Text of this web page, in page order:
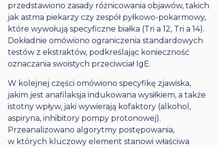
przedstawiono zasady różnicowania objawów, takich
jak astma piekarzy czy zespół pyłkowo-pokarmowy,
które wywołują specyficzne białka (Tri a 12, Tri a 14).
Dokładnie omówiono ograniczenia standardowych
testów z ekstraktów, podkreślając konieczność
oznaczania swoistych przeciwciał IgE.
W kolejnej części omówiono specyfikę zjawiska,
jakim jest anafilaksja indukowana wysiłkiem, a także
istotny wpływ, jaki wywierają kofaktory (alkohol,
aspiryna, inhibitory pompy protonowej).
Przeanalizowano algorytmy postępowania,
w których kluczowy element stanowi właściwa